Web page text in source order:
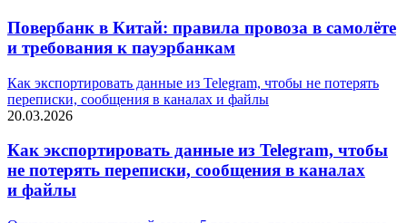
Повербанк в Китай: правила провоза в самолёте
и требования к пауэрбанкам
Как экспортировать данные из Telegram, чтобы не потерять
переписки, сообщения в каналах и файлы
20.03.2026
Как экспортировать данные из Telegram, чтобы
не потерять переписки, сообщения в каналах
и файлы